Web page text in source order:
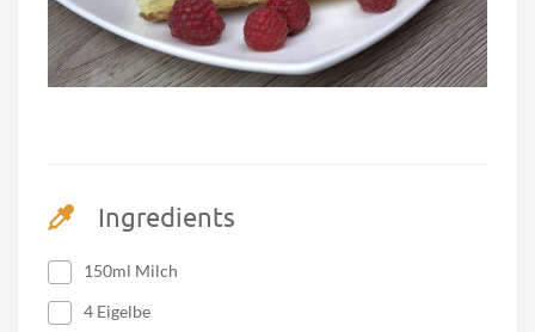
Ingredients
150ml Milch
4 Eigelbe